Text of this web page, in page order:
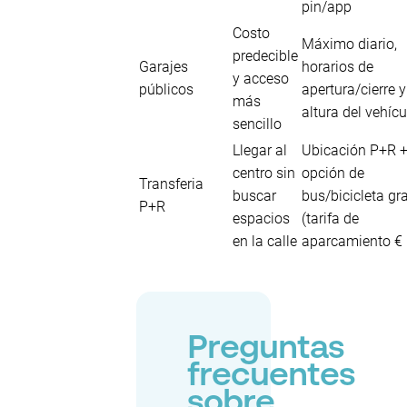
pin/app
Garajes
públicos
Costo
predecible
y acceso
más
sencillo
Máximo diario,
horarios de
apertura/cierre y
altura del
Transferia
P+R
Llegar al
centro sin
buscar
espacios
en la calle
Ubicación P+R
opción de
bus/bicicleta
(tarifa de
aparcamiento €
Preguntas
frecuentes